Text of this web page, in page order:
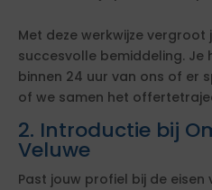
Met deze werkwijze vergroot
succesvolle bemiddeling.
binnen 24 uur van ons of er
of we samen het
2. Introductie bij
Veluwe
Past jouw profiel bij de eisen